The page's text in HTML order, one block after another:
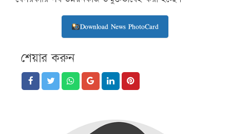
Download News PhotoCard
শেয়ার করুন